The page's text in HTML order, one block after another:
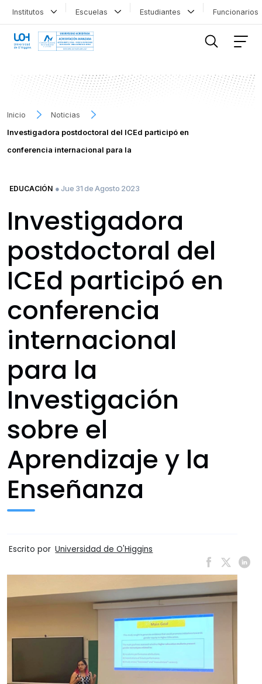
Institutos Escuelas Estudiantes
Inicio
Noticias
Investigadora postdoctoral del ICEd participó en
conferencia internacional para la
EDUCACIÓN ● Jue 31 de Agosto 2023
Investigadora
postdoctoral del
ICEd participó en
conferencia
internacional
para la
Investigación
sobre el
Aprendizaje y la
Enseñanza
Escrito por Universidad de O'Higgins